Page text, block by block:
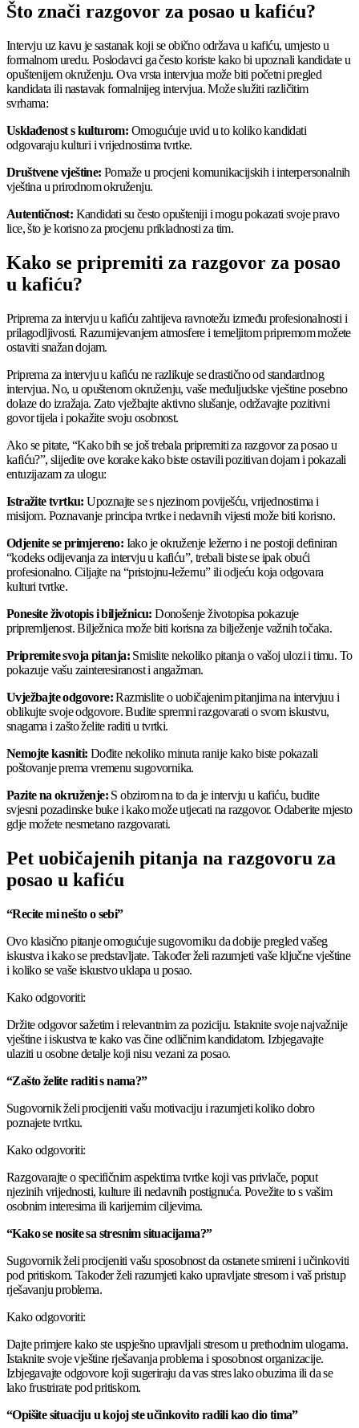
Što znači razgovor za posao u kafiću?
Intervju uz kavu je sastanak koji se obično održava u kafiću, umjesto u
formalnom uredu. Poslodavci ga često koriste kako bi upoznali kandidate u
opuštenijem okruženju. Ova vrsta intervjua može biti početni pregled
kandidata ili nastavak formalnijeg intervjua. Može služiti različitim
svrhama:
Usklađenost s kulturom: Omogućuje uvid u to koliko kandidati
odgovaraju kulturi i vrijednostima tvrtke.
Društvene vještine: Pomaže u procjeni komunikacijskih i interpersonalnih
vještina u prirodnom okruženju.
Autentičnost: Kandidati su često opušteniji i mogu pokazati svoje pravo
lice, što je korisno za procjenu prikladnosti za tim.
Kako se pripremiti za razgovor za posao
u kafiću?
Priprema za intervju u kafiću zahtijeva ravnotežu između profesionalnosti i
prilagodljivosti. Razumijevanjem atmosfere i temeljitom pripremom možete
ostaviti snažan dojam.
Priprema za intervju u kafiću ne razlikuje se drastično od standardnog
intervjua. No, u opuštenom okruženju, vaše međuljudske vještine posebno
dolaze do izražaja. Zato vježbajte aktivno slušanje, održavajte pozitivni
govor tijela i pokažite svoju osobnost.
Ako se pitate, “Kako bih se još trebala pripremiti za razgovor za posao u
kafiću?”, slijedite ove korake kako biste ostavili pozitivan dojam i pokazali
entuzijazam za ulogu:
Istražite tvrtku: Upoznajte se s njezinom poviješću, vrijednostima i
misijom. Poznavanje principa tvrtke i nedavnih vijesti može biti korisno.
Odjenite se primjereno: Iako je okruženje ležerno i ne postoji definiran
“kodeks odijevanja za intervju u kafiću”, trebali biste se ipak obući
profesionalno. Ciljajte na “pristojnu-ležernu” ili odjeću koja odgovara
kulturi tvrtke.
Ponesite životopis i bilježnicu: Donošenje životopisa pokazuje
pripremljenost. Bilježnica može biti korisna za bilježenje važnih točaka.
Pripremite svoja pitanja: Smislite nekoliko pitanja o vašoj ulozi i timu. To
pokazuje vašu zainteresiranost i angažman.
Uvježbajte odgovore:Razmislite o uobičajenim pitanjima na intervjuu i
oblikujte svoje odgovore. Budite spremni razgovarati o svom iskustvu,
snagama i zašto želite raditi u tvrtki.
Nemojte kasniti: Dođite nekoliko minuta ranije kako biste pokazali
poštovanje prema vremenu sugovornika.
Pazite na okruženje: S obzirom na to da je intervju u kafiću, budite
svjesni pozadinske buke i kako može utjecati na razgovor. Odaberite mjesto
gdje možete nesmetano razgovarati.
Pet uobičajenih pitanja na razgovoru za
posao u kafiću
“Recite mi nešto o sebi”
Ovo klasično pitanje omogućuje sugovorniku da dobije pregled vašeg
iskustva i kako se predstavljate. Također želi razumjeti vaše ključne vještine
i koliko se vaše iskustvo uklapa u posao.
Kako odgovoriti:
Držite odgovor sažetim i relevantnim za poziciju. Istaknite svoje najvažnije
vještine i iskustva te kako vas čine odličnim kandidatom. Izbjegavajte
ulaziti u osobne detalje koji nisu vezani za posao.
“Zašto želite raditi s nama?”
Sugovornik želi procijeniti vašu motivaciju i razumjeti koliko dobro
poznajete tvrtku.
Kako odgovoriti:
Razgovarajte o specifičnim aspektima tvrtke koji vas privlače, poput
njezinih vrijednosti, kulture ili nedavnih postignuća. Povežite to s vašim
osobnim interesima ili karijernim ciljevima.
“Kako se nosite sa stresnim situacijama?”
Sugovornik želi procijeniti vašu sposobnost da ostanete smireni i učinkoviti
pod pritiskom. Također želi razumjeti kako upravljate stresom i vaš pristup
rješavanju problema.
Kako odgovoriti:
Dajte primjere kako ste uspješno upravljali stresom u prethodnim ulogama.
Istaknite svoje vještine rješavanja problema i sposobnost organizacije.
Izbjegavajte odgovore koji sugeriraju da vas stres lako obuzima ili da se
lako frustrirate pod pritiskom.
“Opišite situaciju u kojoj ste učinkovito radili kao dio tima”